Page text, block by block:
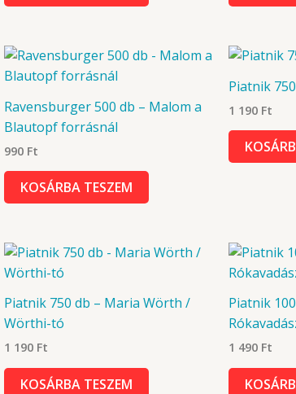
Ravensburger 500 db – Malom a
Blautopf forrásnál
990 Ft
KOSÁRBA TESZEM
Piatnik
1 190 Ft
Piatnik 750 db – Maria Wörth /
Wörthi-tó
1 190 Ft
KOSÁRBA TESZEM
Piatnik
1 490 Ft